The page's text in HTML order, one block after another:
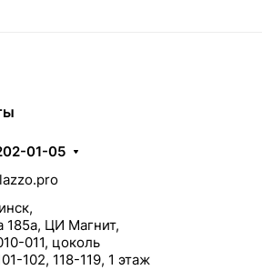
01-05
185а, ЦИ Магнит,
011, цоколь
102, 118-119, 1 этаж